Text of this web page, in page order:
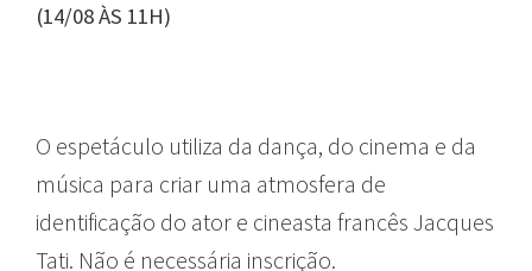
(14/08 ÀS 11H)
O espetáculo utiliza da dança, do cinema e da
música para criar uma atmosfera de
identificação do ator e cineasta francês Jacques
Tati. Não é necessária inscrição.